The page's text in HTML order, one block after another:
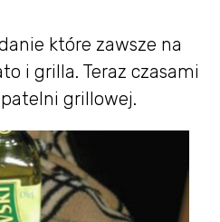
które zawsze na
i grilla. Teraz czasami
grillowej.